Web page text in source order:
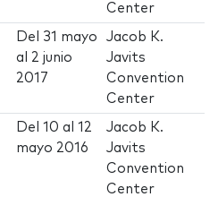
Center
Del 31 mayo
al 2 junio
2017
Jacob K.
Javits
Convention
Center
Del10 al12
mayo 2016
Jacob K.
Javits
Convention
Center